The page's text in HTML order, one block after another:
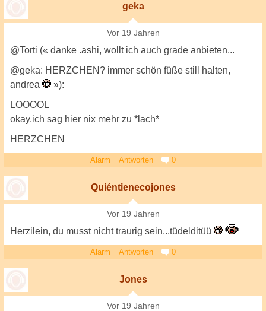
geka
Vor 19 Jahren
@Torti (« danke .ashi, wollt ich auch grade anbieten...
@geka: HERZCHEN? immer schön füße still halten,
andrea
»):
LOOOOL
okay,ich sag hier nix mehr zu *lach*
HERZCHEN
Alarm Antworten 0
Quiéntienecojones
Vor 19 Jahren
Herzilein, du musst nicht traurig sein...tüdelditüü
Alarm Antworten 0
Jones
Vor 19 Jahren